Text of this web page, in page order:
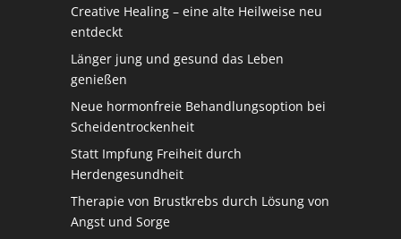
Creative Healing – eine alte Heilweise neu
entdeckt
Länger jung und gesund das Leben
genießen
Neue hormonfreie Behandlungsoption bei
Scheidentrockenheit
Statt Impfung Freiheit durch
Herdengesundheit
Therapie von Brustkrebs durch Lösung von
Angst und Sorge